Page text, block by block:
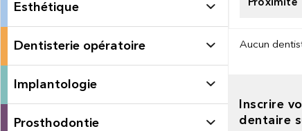
Esthétique
Dentisterie opératoire
Implantologie
Prosthodontie
Aucun
Inscrire
dentaire